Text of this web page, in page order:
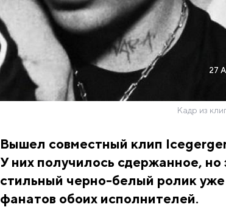
27
Кадр из
Вышел совместный клип
У них получилось сдержанное, но
стильный черно-белый ролик
фанатов обоих исполнителей.